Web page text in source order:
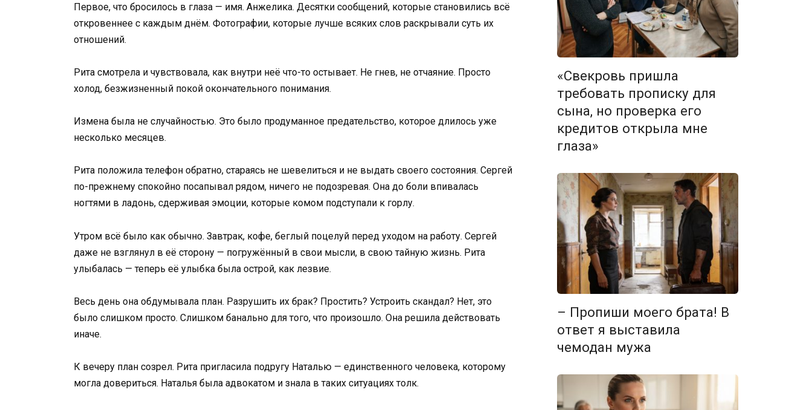
Первое, что бросилось в глаза — имя. Анжелика. Десятки сообщений, которые становились всё
откровеннее с каждым днём. Фотографии, которые лучше всяких слов раскрывали суть их
отношений.
Рита смотрела и чувствовала, как внутри неё что-то остывает. Не гнев, не отчаяние. Просто
холод, безжизненный покой окончательного понимания.
Измена была не случайностью. Это было продуманное предательство, которое длилось уже
несколько месяцев.
Рита положила телефон обратно, стараясь не шевелиться и не выдать своего состояния. Сергей
по-прежнему спокойно посапывал рядом, ничего не подозревая. Она до боли впивалась
ногтями в ладонь, сдерживая эмоции, которые комом подступали к горлу.
Утром всё было как обычно. Завтрак, кофе, беглый поцелуй перед уходом на работу. Сергей
даже не взглянул в её сторону — погружённый в свои мысли, в свою тайную жизнь. Рита
улыбалась — теперь её улыбка была острой, как лезвие.
Весь день она обдумывала план. Разрушить их брак? Простить? Устроить скандал? Нет, это
было слишком просто. Слишком банально для того, что произошло. Она решила действовать
иначе.
К вечеру план созрел. Рита пригласила подругу Наталью — единственного человека, которому
могла довериться. Наталья была адвокатом и знала в таких ситуациях толк.
«Свекровь пришла
требовать прописку для
сына, но проверка его
кредитов открыла мне
глаза»
– Пропиши моего брата! В
ответ я выставила
чемодан мужа